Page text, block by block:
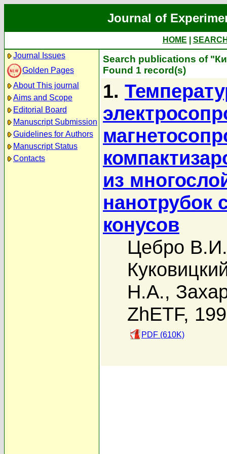
Journal of
HOME
Journal Issues
Golden Pages
About This journal
Aims and Scope
Editorial Board
Manuscript Submission
Guidelines for Authors
Manuscript Status
Contacts
Search publications of
Found 1 record(s)
1.
из
нанотрубок
конусов
Цебро В.И.
Н.А.,
ZhETF,
PDF (610K)